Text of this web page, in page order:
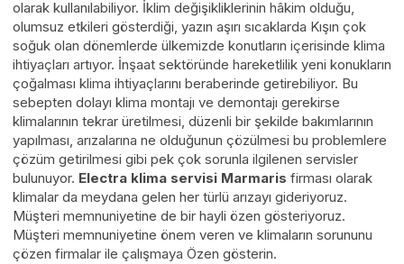
olarak kullanılabiliyor. İklim değişikliklerinin hâkim olduğu,
olumsuz etkileri gösterdiği, yazın aşırı sıcaklarda Kışın çok
soğuk olan dönemlerde ülkemizde konutların içerisinde klima
ihtiyaçları artıyor. İnşaat sektöründe hareketlilik yeni konukların
çoğalması klima ihtiyaçlarını beraberinde getirebiliyor. Bu
sebepten dolayı klima montajı ve demontajı gerekirse
klimalarının tekrar üretilmesi, düzenli bir şekilde bakımlarının
yapılması, arızalarına ne olduğunun çözülmesi bu problemlere
çözüm getirilmesi gibi pek çok sorunla ilgilenen servisler
bulunuyor. Electra klima servisi Marmaris firması olarak
klimalar da meydana gelen her türlü arızayı gideriyoruz.
Müşteri memnuniyetine de bir hayli özen gösteriyoruz.
Müşteri memnuniyetine önem veren ve klimaların sorununu
çözen firmalar ile çalışmaya Özen gösterin.